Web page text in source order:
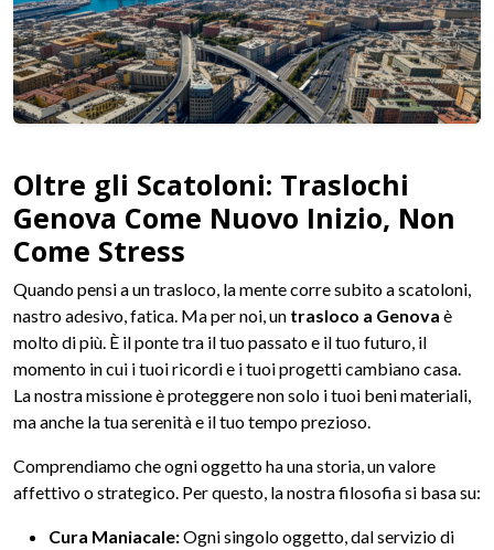
Oltre gli Scatoloni: Traslochi
Genova Come Nuovo Inizio, Non
Come Stress
Quando pensi a un trasloco, la mente corre subito a scatoloni,
nastro adesivo, fatica. Ma per noi, un trasloco a Genova è
molto di più. È il ponte tra il tuo passato e il tuo futuro, il
momento in cui i tuoi ricordi e i tuoi progetti cambiano casa.
La nostra missione è proteggere non solo i tuoi beni materiali,
ma anche la tua serenità e il tuo tempo prezioso.
Comprendiamo che ogni oggetto ha una storia, un valore
affettivo o strategico. Per questo, la nostra filosofia si basa su:
Cura Maniacale:Ogni singolo oggetto, dal servizio di